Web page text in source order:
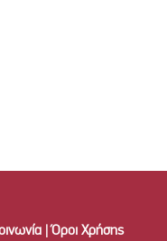
|Όροι Χρήσης